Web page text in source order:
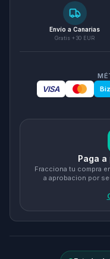
Envío a Canarias
Gratis +30 EUR
VISA
Paga
Fracciona tu compra
a aprobacion por